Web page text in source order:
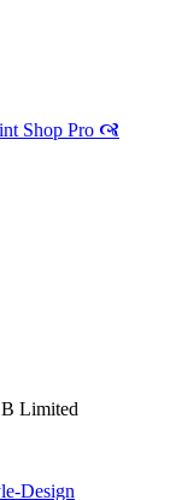
Shop Pro 🙧
Limited
Design